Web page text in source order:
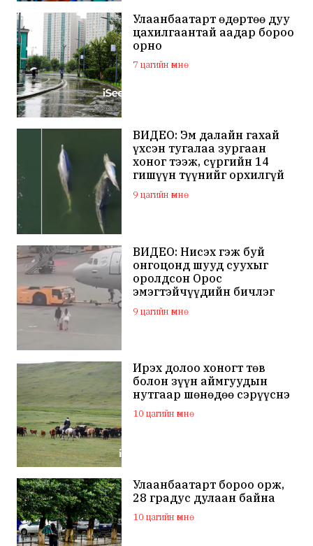
Улаанбаатарт өдөртөө дуу
цахилгаантай аадар бороо
орно
7 цагийн өмнө
ВИДЕО: Эм далайн гахай
үхсэн тугалаа зургаан
хоног тээж, сүргийн 14
гишүүн түүнийг орхилгүй
сэлжээ
9 цагийн өмнө
ВИДЕО: Нисэх гэж буй
онгоцонд шууд суухыг
оролдсон Орос
эмэгтэйчүүдийн бичлэг
дэлхий нийтийн
анхааралд оров
9 цагийн өмнө
Ирэх долоо хоногт төв
болон зүүн аймгуудын
нутгаар шөнөдөө сэрүүснэ
10 цагийн өмнө
Улаанбаатарт бороо орж,
28 градус дулаан байна
10 цагийн өмнө